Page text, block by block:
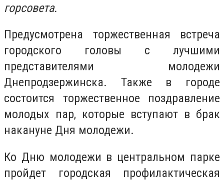
горсовета.
Предусмотрена торжественная встреча
городского головы с лучшими
представителями молодежи
Днепродзержинска. Также в городе
состоится торжественное поздравление
молодых пар, которые вступают в брак
накануне Дня молодежи.
Ко Дню молодежи в центральном парке
пройдет городская профилактическая